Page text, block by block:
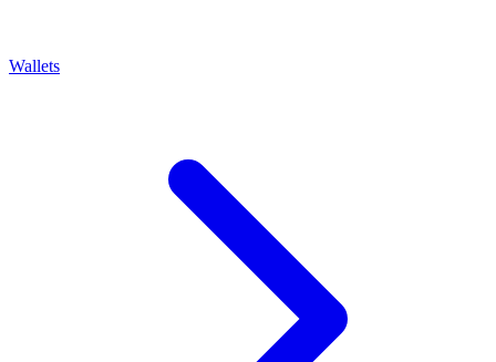
Wallets